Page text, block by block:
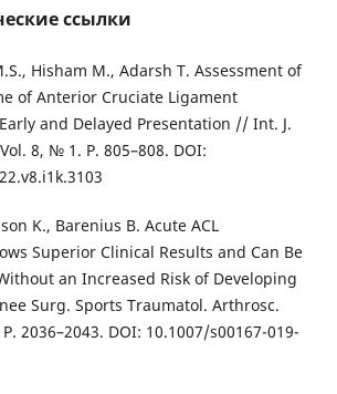
ссылки
Hisham M., Adarsh T. Assessment of
of Anterior Cruciate Ligament
and Delayed Presentation // Int. J.
8, № 1. P. 805–808. DOI:
K., Barenius B. Acute ACL
Superior Clinical Results and Can Be
an Increased Risk of Developing
Surg. Sports Traumatol. Arthrosc.
2036–2043. DOI: 10.1007/s00167-019-